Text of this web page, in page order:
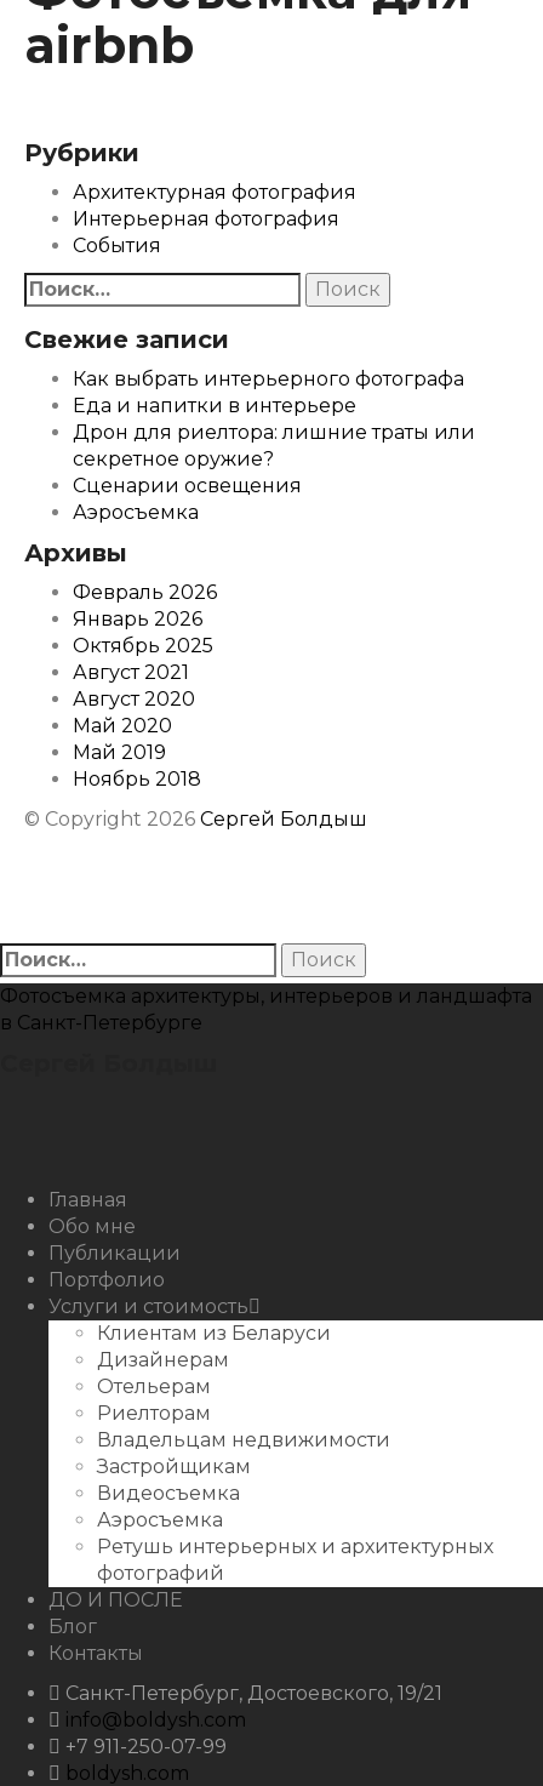
airbnb
Рубрики
Архитектурная фотография
Интерьерная фотография
События
Найти:
Свежие записи
Как выбрать интерьерного фотографа
Еда и напитки в интерьере
Дрон для риелтора: лишние траты или
секретное оружие?
Сценарии освещения
Аэросъемка
Архивы
Февраль 2026
Январь 2026
Октябрь 2025
Август 2021
Август 2020
Май 2020
Май 2019
Ноябрь 2018
© Copyright 2026 Сергей Болдыш
Behance
Найти:
Фотосъемка архитектуры, интерьеров и ландшафта
в Санкт-Петербурге
Behance
Главная
Обо мне
Публикации
Портфолио
Услуги и стоимость
Клиентам из Беларуси
Дизайнерам
Отельерам
Риелторам
Владельцам недвижимости
Застройщикам
Видеосъемка
Аэросъемка
Ретушь интерьерных и архитектурных
фотографий
ДО И ПОСЛЕ
Блог
Контакты
Санкт-Петербург, Достоевского, 19/21
info@boldysh.com
+7 911-250-07-99
boldysh.com